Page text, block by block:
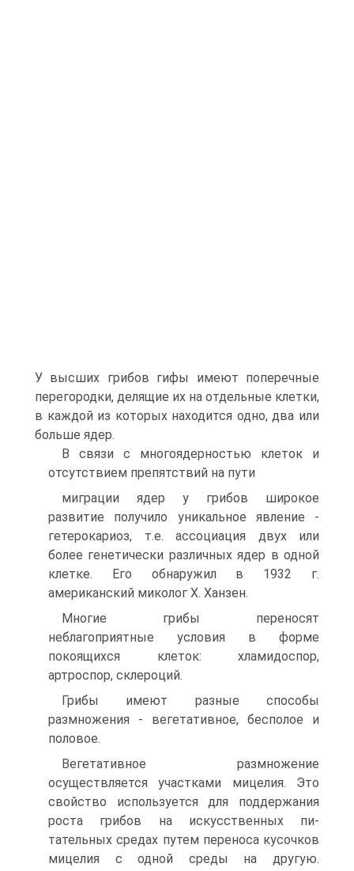
У высших грибов гифы имеют поперечные
перегородки, делящие их на отдель­ные клетки,
в каждой из которых находится одно, два или
больше ядер.
В связи с многоядерностью клеток и
отсутствием препятствий на пути
миграции ядер у грибов широкое
развитие получило уникальное явление -
гетерокариоз, т.е. ассоциация двух или
более генетически различных ядер в одной
клетке. Его обнаружил в 1932 г.
американский миколог X. Ханзен.
Многие грибы переносят
неблагоприятные условия в форме
покоящих­ся клеток: хламидоспор,
артроспор, склероций.
Грибы имеют разные способы
размножения - вегетативное, бесполое и
половое.
Вегетативное размножение
осуществляется участками мицелия. Это
свойство используется для поддержания
роста грибов на искусственных пи­
тательных средах путем переноса кусочков
мицелия с одной среды на дру­гую.